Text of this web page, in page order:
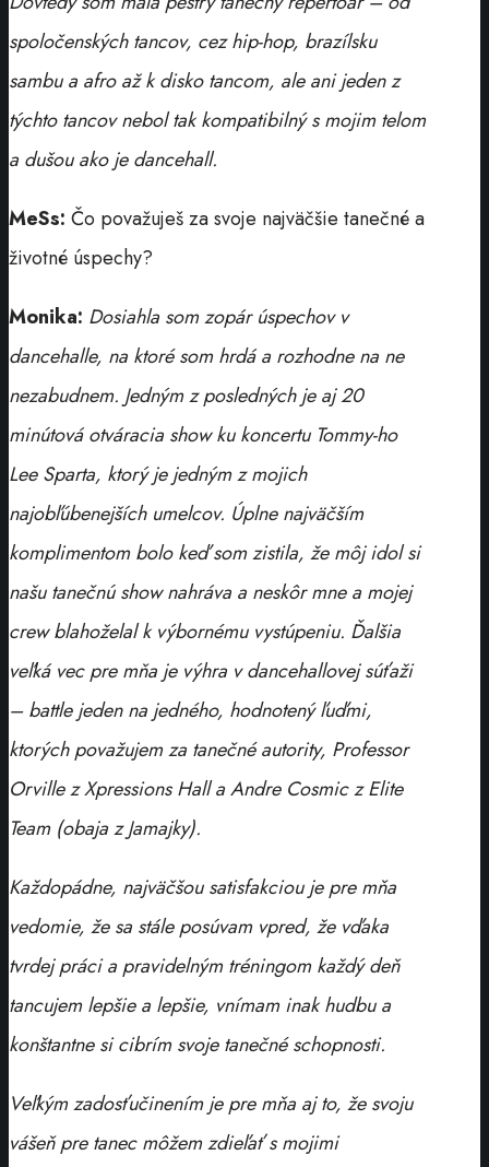
spoločenských tancov, cez hip-hop, brazílsku
sambu a afro až k disko tancom, ale ani jeden z
týchto tancov nebol tak kompatibilný s mojim telom
a dušou ako je dancehall.
MeSs: Čo považuješ za svoje najväčšie tanečné a
životné úspechy?
Monika: Dosiahla som zopár úspechov v
dancehalle, na ktoré som hrdá a rozhodne na ne
nezabudnem. Jedným z posledných je aj 20
minútová otváracia show ku koncertu Tommy-ho
Lee Sparta, ktorý je jedným z mojich
najobľúbenejších umelcov. Úplne najväčším
komplimentom bolo keď som zistila, že môj idol si
našu tanečnú show nahráva a neskôr mne a mojej
crew blahoželal k výbornému vystúpeniu. Ďalšia
veľká vec pre mňa je výhra v dancehallovej súťaži
– battle jeden na jedného, hodnotený ľuďmi,
ktorých považujem za tanečné autority, Professor
Orville z Xpressions Hall a Andre Cosmic z Elite
Team (obaja z Jamajky).
Každopádne, najväčšou satisfakciou je pre mňa
vedomie, že sa stále posúvam vpred, že vďaka
tvrdej práci a pravidelným tréningom každý deň
tancujem lepšie a lepšie, vnímam inak hudbu a
konštantne si cibrím svoje tanečné schopnosti.
Veľkým zadosťučinením je pre mňa aj to, že svoju
vášeň pre tanec môžem zdieľať s mojimi